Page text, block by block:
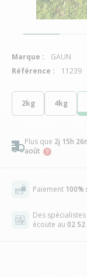
2kg 4kg
Plus que 2j 15h
août
Paiement 100%
Des
écoute au 02 52
Marque :
GAUN
Référence :
11239